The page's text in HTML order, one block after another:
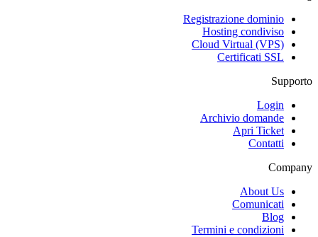
Registrazione dominio
Hosting condiviso
Cloud Virtual (VPS)
Certificati SSL
Supporto
Login
Archivio domande
Apri Ticket
Contatti
Company
About Us
Comunicati
Blog
Termini e condizioni